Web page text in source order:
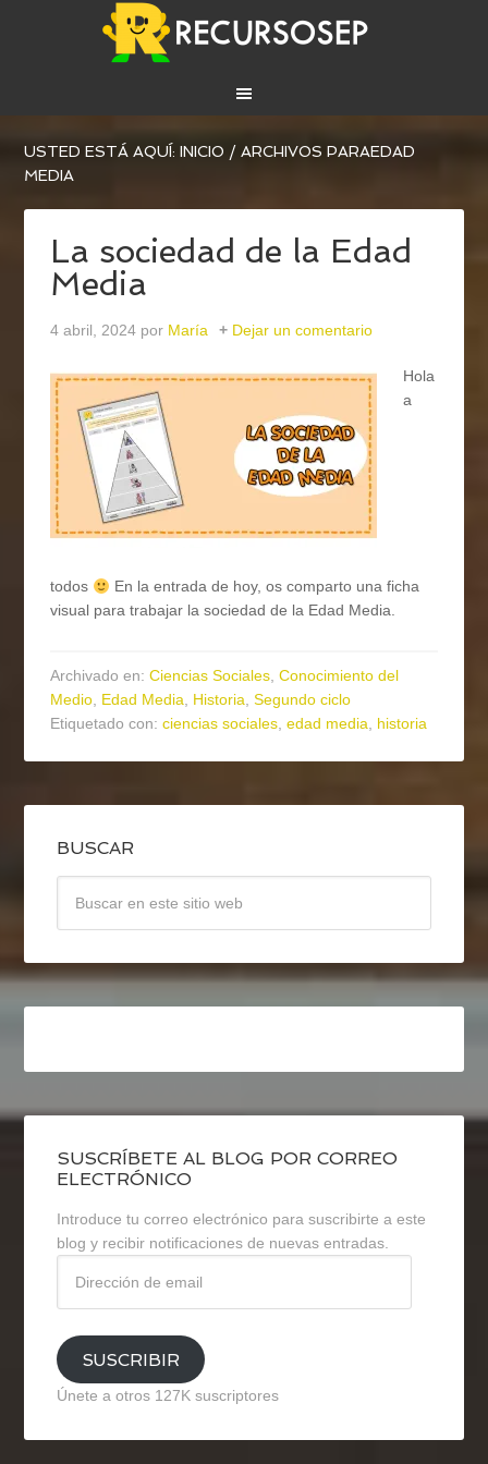
USTED ESTÁ AQUÍ:INICIO / ARCHIVOS PARAEDAD
MEDIA
La sociedad de la Edad
Media
4 abril, 2024 por María Dejar un comentario
Hola
a
todos
En la entrada de hoy, os comparto una ficha
visual para trabajar la sociedad de la Edad Media.
Archivado en:Ciencias Sociales,Conocimiento del
Medio, Edad Media, Historia,Segundo ciclo
Etiquetado con:ciencias sociales,edad media, historia
BUSCAR
SUSCRÍBETE AL BLOG POR CORREO
ELECTRÓNICO
Introduce tu correo electrónico para suscribirte a este
blog y recibir notificaciones de nuevas entradas.
email
SUSCRIBIR
Únete a otros 127K suscriptores